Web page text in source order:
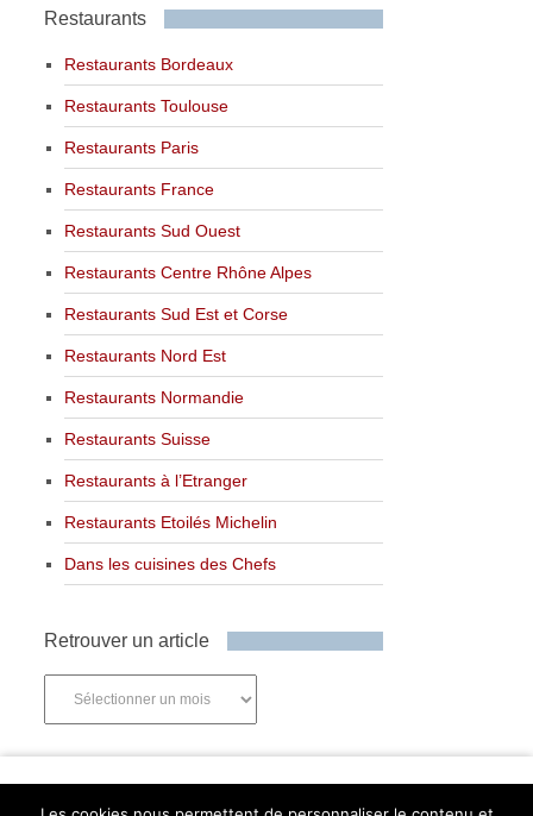
Restaurants
Restaurants Bordeaux
Restaurants Toulouse
Restaurants Paris
Restaurants France
Restaurants Sud Ouest
Restaurants Centre Rhône Alpes
Restaurants Sud Est et Corse
Restaurants Nord Est
Restaurants Normandie
Restaurants Suisse
Restaurants à l’Etranger
Restaurants Etoilés Michelin
Dans les cuisines des Chefs
Retrouver un article